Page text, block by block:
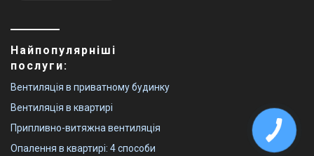
Найпопулярніші
послуги:
Вентиляція в приватному будинку
Вентиляція в квартирі
Припливно-витяжна вентиляція
Опалення в квартирі: 4 способи